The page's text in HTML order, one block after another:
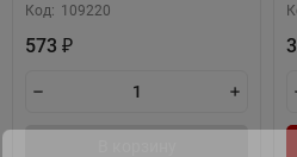
Код: 109220
573 ₽